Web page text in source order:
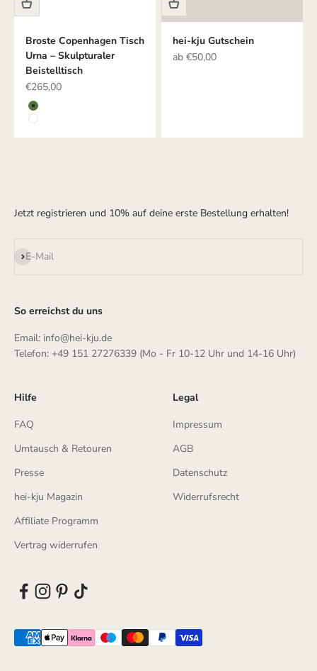
Broste Copenhagen Tisch
Urna – Skulpturaler
Beistelltisch
Angebot
€265,00
Farbe
GRÜN
WEIß
hei-kju Gutschein
Angebot
ab €50,00
Jetzt registrieren und 10% auf deine erste Bestellung erhalten!
E-Mail
Abonnieren
So erreichst du uns
Email: info@hei-kju.de
Telefon: +49 151 27276339 (Mo - Fr 10-12 Uhr und 14-16 Uhr)
Hilfe
FAQ
Umtausch & Retouren
Presse
hei-kju Magazin
Affiliate Programm
Vertrag widerrufen
Legal
Impressum
AGB
Datenschutz
Widerrufsrecht